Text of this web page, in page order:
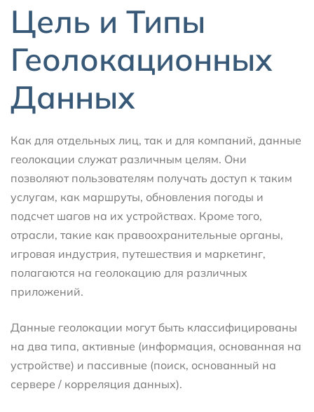
Цель и Типы
Геолокационных
Данных
Как для отдельных лиц, так и для компаний, данные
геолокации служат различным целям. Они
позволяют пользователям получать доступ к таким
услугам, как маршруты, обновления погоды и
подсчет шагов на их устройствах. Кроме того,
отрасли, такие как правоохранительные органы,
игровая индустрия, путешествия и маркетинг,
полагаются на геолокацию для различных
приложений.
Данные геолокации могут быть классифицированы
на два типа, активные (информация, основанная на
устройстве) и пассивные (поиск, основанный на
сервере / корреляция данных).